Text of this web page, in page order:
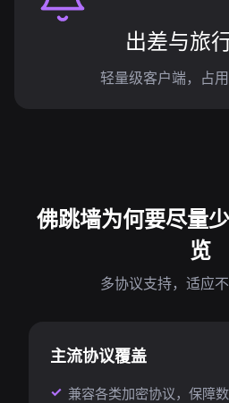
出差与旅
轻量级客户端，占用
佛跳墙为何要尽量
览
多协议支持，适应
主流协议覆盖
兼容各类加密协议，保障